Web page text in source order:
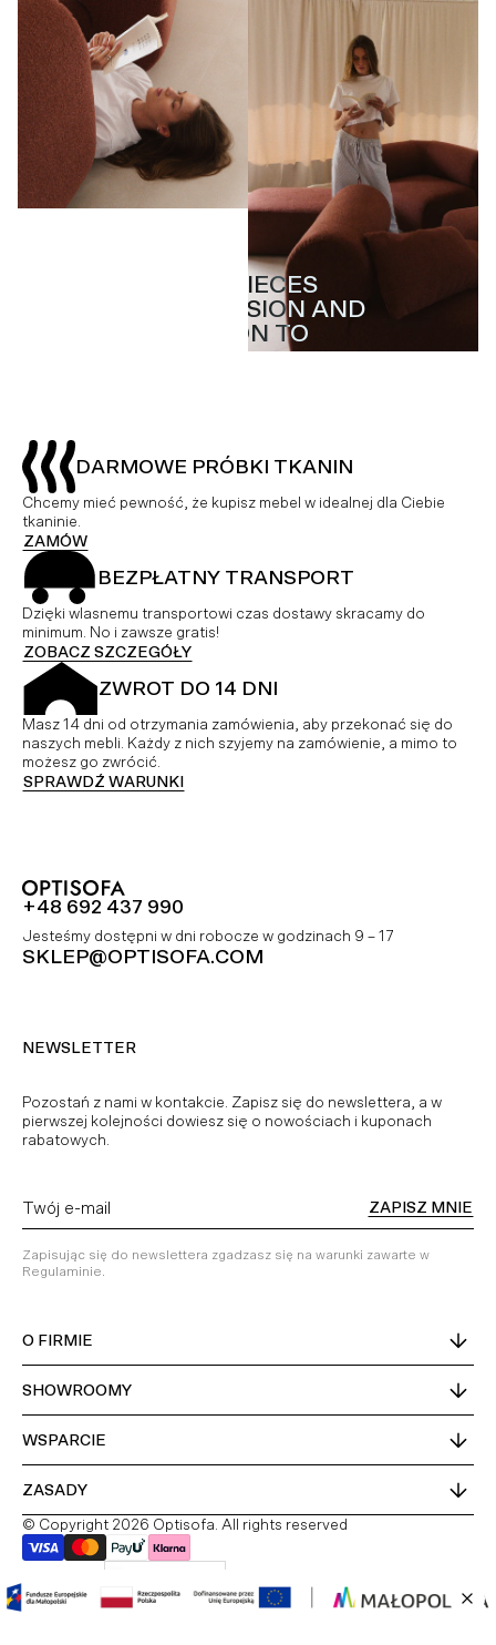
MASTERPIECES
WITH PASSION AND
ATTENTION TO
MASTERPIECES
WITH PASSION AND
ATTENTION TO
DARMOWE PRÓBKI TKANIN
Chcemy mieć pewność, że kupisz mebel w idealnej dla Ciebie
tkaninie.
ZAMÓW
BEZPŁATNY TRANSPORT
Dzięki wlasnemu transportowi czas dostawy skracamy do
minimum. No i zawsze gratis!
ZOBACZ SZCZEGÓŁY
ZWROT DO 14 DNI
Masz 14 dni od otrzymania zamówienia, aby przekonać się do
naszych mebli. Każdy z nich szyjemy na zamówienie, a mimo to
możesz go zwrócić.
SPRAWDŹ WARUNKI
+48 692 437 990
Jesteśmy dostępni w dni robocze w godzinach 9 – 17
SKLEP@OPTISOFA.COM
NEWSLETTER
Pozostań z nami w kontakcie. Zapisz się do newslettera, a w
pierwszej kolejności dowiesz się o nowościach i kuponach
rabatowych.
ZAPISZ MNIE
Zapisując się do newslettera zgadzasz się na warunki zawarte w
Regulaminie.
O FIRMIE
SHOWROOMY
WSPARCIE
ZASADY
© Copyright 2026 Optisofa. All rights reserved